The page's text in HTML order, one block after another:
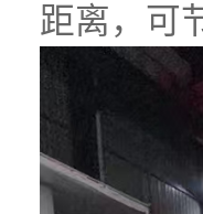
距离，可